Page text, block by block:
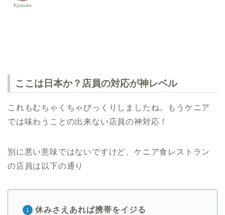
Kyosuke
ここは日本か？店員の対応が神レベル
これもむちゃくちゃびっくりしましたね。もうケニア
では味わうことの出来ない店員の神対応！
別に悪い意味ではないですけど、ケニア食レストラン
の店員は以下の通り
休みさえあれば携帯をイジる